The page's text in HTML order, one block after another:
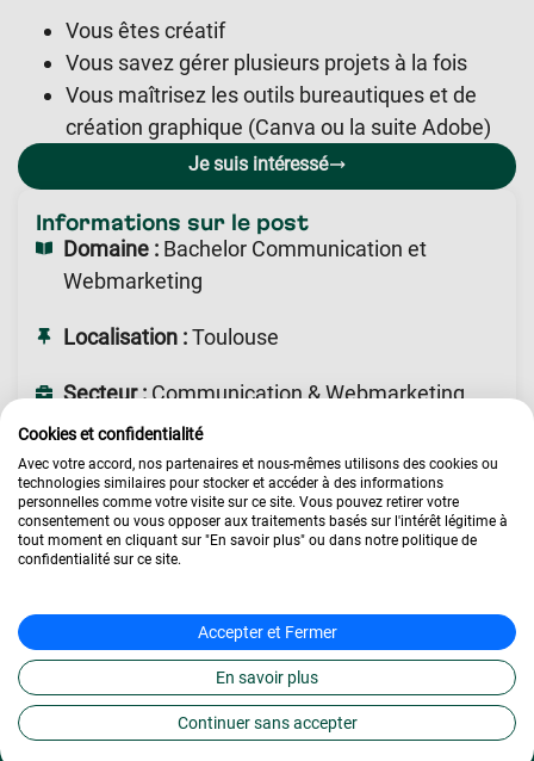
Vous êtes créatif
Vous savez gérer plusieurs projets à la fois
Vous maîtrisez les outils bureautiques et de
création graphique (Canva ou la suite Adobe)
Je suis intéressé
Informations sur le post
Domaine : Bachelor Communication et
Webmarketing
Localisation :Toulouse
Secteur :Communication & Webmarketing
Postuler à cette offre
Notre offre
Cookies et confidentialité
Avec votre accord, nos partenaires et nous-mêmes utilisons des cookies ou
technologies similaires pour stocker et accéder à des informations
personnelles comme votre visite sur ce site. Vous pouvez retirer votre
consentement ou vous opposer aux traitements basés sur l'intérêt légitime à
tout moment en cliquant sur "En savoir plus" ou dans notre politique de
confidentialité sur ce site.
Accepter et Fermer
En savoir plus
Continuer sans accepter